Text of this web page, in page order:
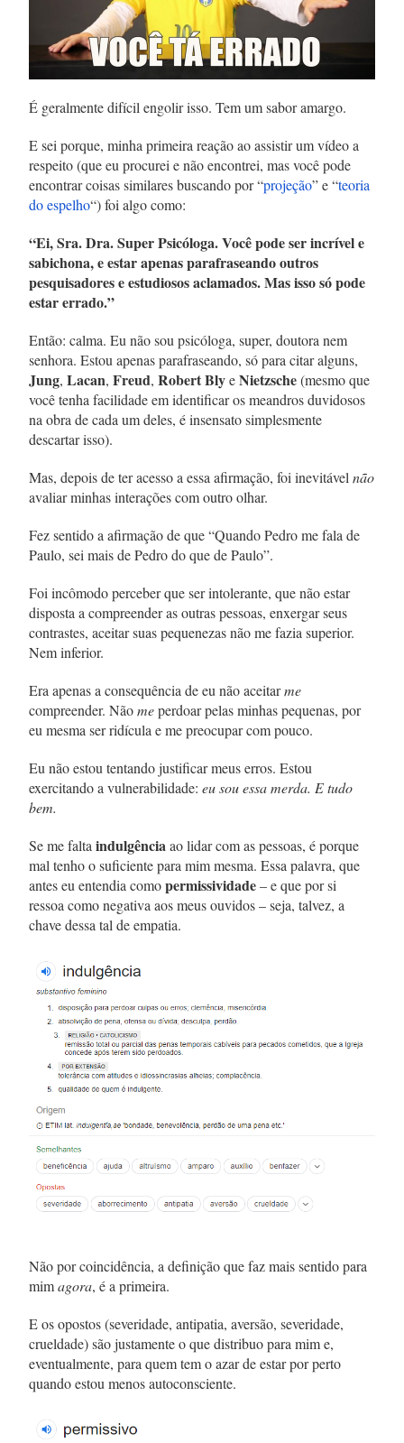
É geralmente difícil engolir isso. Tem um sabor amargo.
E sei porque, minha primeira reação ao assistir umvídeo a
respeito (que eu procurei e não encontrei, mas você pode
encontrar coisas similares buscando por “projeção” e “teoria
do espelho“) foi algo como:
“Ei, Sra. Dra. Super Psicóloga. Você pode ser incrível e
sabichona, e estar apenas parafraseando outros
pesquisadores e estudiosos aclamados. Mas isso só pode
estar errado.”
Então: calma. Eu não sou psicóloga, super, doutora nem
senhora. Estou apenas parafraseando, só para citar alguns,
Jung,Lacan,Freud,Robert BlyeNietzsche(mesmo que
você tenha facilidade em identificar os meandros duvidosos
na obra de cada um deles, é insensato simplesmente
descartar isso).
Mas, depois de ter acesso a essa afirmação, foi inevitávelnão
avaliar minhas interações com outro olhar.
Fez sentido a afirmação de que “Quando Pedro me fala de
Paulo, sei mais de Pedro do que de Paulo”.
Foi incômodo perceber que ser intolerante, que não estar
disposta a compreender as outras pessoas, enxergar seus
contrastes, aceitar suas pequenezas não me fazia superior.
Nem inferior.
Era apenas a consequência de eu não aceitarme
compreender. Nãomeperdoar pelas minhas pequenas, por
eu mesma ser ridícula e me preocupar com pouco.
Eu não estou tentando justificar meus erros. Estou
exercitando a vulnerabilidade:eu sou essa merda. E tudo
bem.
Se me faltaindulgênciaao lidar com as pessoas, é porque
mal tenho o suficiente para mim mesma. Essa palavra, que
antes eu entendia comopermissividade– e que por si
ressoa como negativa aos meus ouvidos – seja, talvez, a
chave dessa tal de empatia.
Não por coincidência, a definição que faz mais sentido para
mimagora, é a primeira.
E os opostos (severidade, antipatia, aversão, severidade,
crueldade) são justamente o que distribuo para mim e,
eventualmente, para quem tem o azar de estar por perto
quando estou menos autoconsciente.